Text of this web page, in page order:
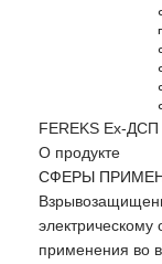
FEREKS Ex-
О продукте
СФЕРЫ
применения во